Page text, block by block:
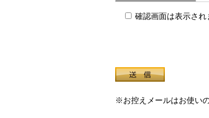
確認画面は表示され
※お控えメールはお使い